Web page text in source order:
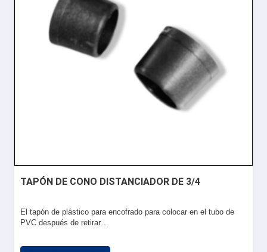
TAPÓN DE CONO DISTANCIADOR DE 3/4
El tapón de plástico para encofrado para colocar en el tubo de
PVC después de retirar…